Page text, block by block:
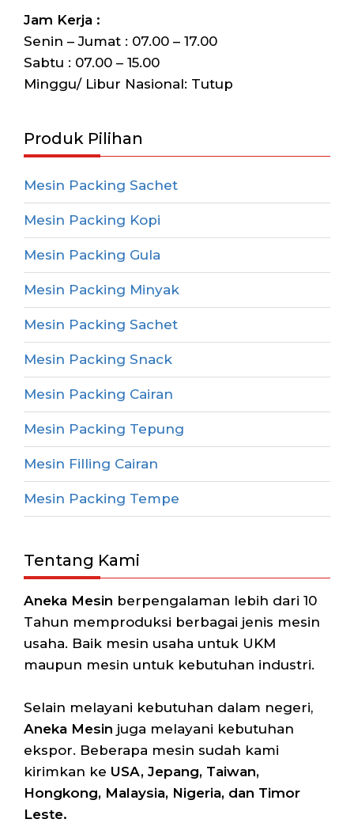
Jam Kerja :
Senin – Jumat : 07.00 – 17.00
Sabtu : 07.00 – 15.00
Minggu/ Libur Nasional: Tutup
Produk Pilihan
Mesin Packing Sachet
Mesin Packing Kopi
Mesin Packing Gula
Mesin Packing Minyak
Mesin Packing Sachet
Mesin Packing Snack
Mesin Packing Cairan
Mesin Packing Tepung
Mesin Filling Cairan
Mesin Packing Tempe
Tentang Kami
Aneka Mesin berpengalaman lebih dari 10
Tahun memproduksi berbagai jenis mesin
usaha. Baik mesin usaha untuk UKM
maupun mesin untuk kebutuhan industri.
Selain melayani kebutuhan dalam negeri,
Aneka Mesin juga melayani kebutuhan
ekspor. Beberapa mesin sudah kami
kirimkan ke USA, Jepang, Taiwan,
Hongkong, Malaysia, Nigeria, dan Timor
Leste.